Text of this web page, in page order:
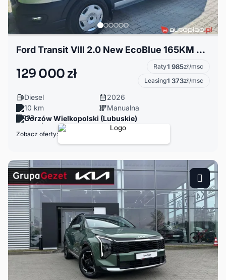
Ford Transit VIII 2.0 New EcoBlue 165KM M6 FWD Trend brygadow
129 000 zł Raty1 985zł/msc
Leasing1 373zł/msc
Diesel
2026
10 km
Manualna
Gorzów Wielkopolski (Lubuskie)
Zobacz oferty: